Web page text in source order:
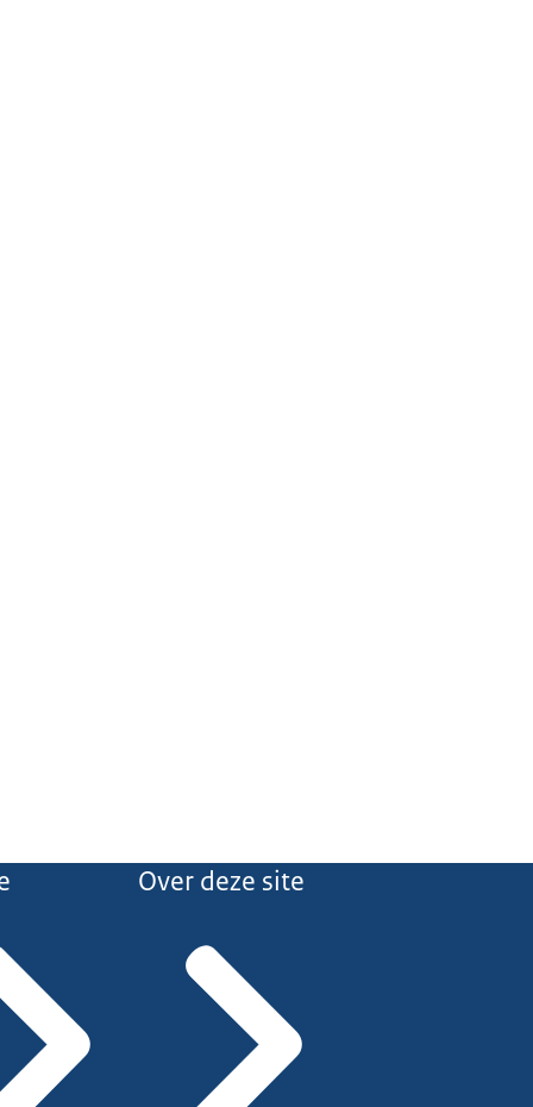
Over deze site